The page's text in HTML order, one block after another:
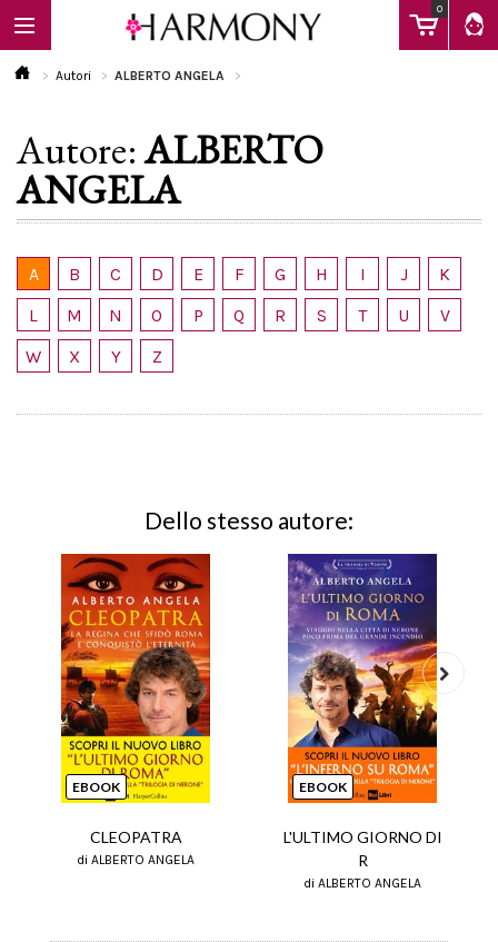
0
EBOOK
LIBRI
Calendario
Autori ALBERTO ANGELA
Autore:ALBERTO
ANGELA
A B C D E F G H I J
K
L
M N O P Q R S T U
V
W
X Y Z
Dello stesso autore:
EBOOK
CLEOPATRA
di ALBERTO ANGELA
EBOOK
L'ULTIMO GIORNO DI
R
di ALBERTO ANGELA
Next